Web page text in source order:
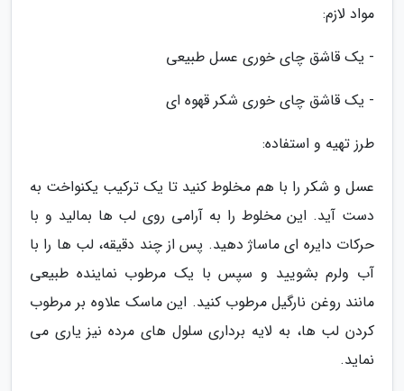
مواد لازم:
- یک قاشق چای خوری عسل طبیعی
- یک قاشق چای خوری شکر قهوه ای
طرز تهیه و استفاده:
عسل و شکر را با هم مخلوط کنید تا یک ترکیب یکنواخت به
دست آید. این مخلوط را به آرامی روی لب ها بمالید و با
حرکات دایره ای ماساژ دهید. پس از چند دقیقه، لب ها را با
آب ولرم بشویید و سپس با یک مرطوب نماینده طبیعی
مانند روغن نارگیل مرطوب کنید. این ماسک علاوه بر مرطوب
کردن لب ها، به لایه برداری سلول های مرده نیز یاری می
نماید.